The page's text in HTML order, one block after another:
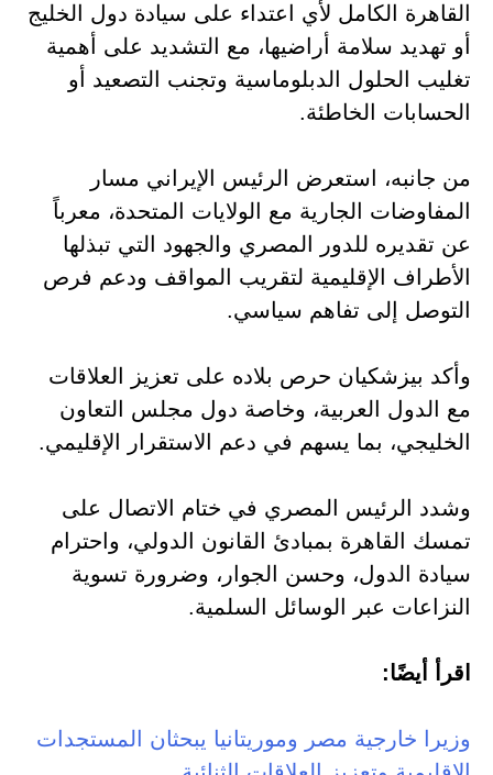
القاهرة الكامل لأي اعتداء على سيادة دول الخليج
أو تهديد سلامة أراضيها، مع التشديد على أهمية
تغليب الحلول الدبلوماسية وتجنب التصعيد أو
الحسابات الخاطئة.
من جانبه، استعرض الرئيس الإيراني مسار
المفاوضات الجارية مع الولايات المتحدة، معرباً
عن تقديره للدور المصري والجهود التي تبذلها
الأطراف الإقليمية لتقريب المواقف ودعم فرص
التوصل إلى تفاهم سياسي.
وأكد بيزشكيان حرص بلاده على تعزيز العلاقات
مع الدول العربية، وخاصة دول مجلس التعاون
الخليجي، بما يسهم في دعم الاستقرار الإقليمي.
وشدد الرئيس المصري في ختام الاتصال على
تمسك القاهرة بمبادئ القانون الدولي، واحترام
سيادة الدول، وحسن الجوار، وضرورة تسوية
النزاعات عبر الوسائل السلمية.
اقرأ أيضًا:
وزيرا خارجية مصر وموريتانيا يبحثان المستجدات